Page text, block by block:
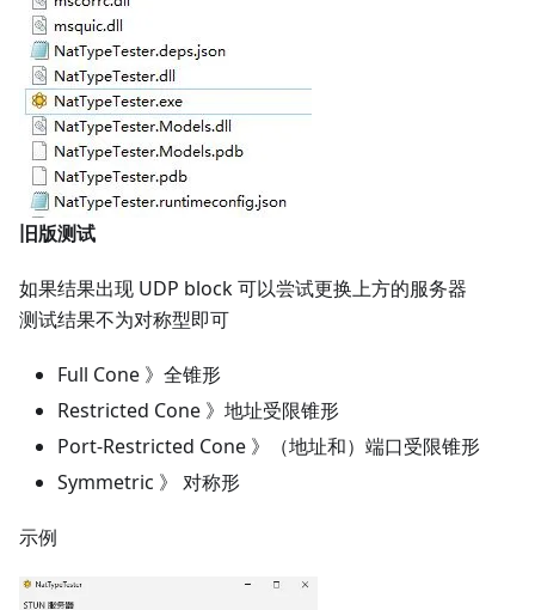
旧版测试
如果结果出现 UDP block 可以尝试更换上方的服务器
测试结果不为对称型即可
Full Cone 》全锥形
Restricted Cone 》地址受限锥形
Port-Restricted Cone 》（地址和）端口受限锥形
Symmetric 》 对称形
示例